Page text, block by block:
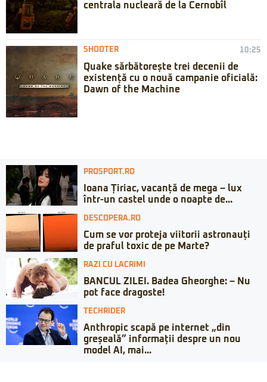
centrala nucleară de la Cernobîl
SHOOTER 10:25
Quake sărbătorește trei decenii de
existență cu o nouă campanie oficială:
Dawn of the Machine
PROSPORT.RO
Ioana Țiriac, vacanță de mega – lux
într-un castel unde o noapte de...
DESCOPERA.RO
Cum se vor proteja viitorii astronauți
de praful toxic de pe Marte?
RAZI CU LACRIMI
BANCUL ZILEI. Badea Gheorghe: – Nu
pot face dragoste!
TECHRIDER
Anthropic scapă pe internet „din
greșeală” informații despre un nou
model AI, mai...